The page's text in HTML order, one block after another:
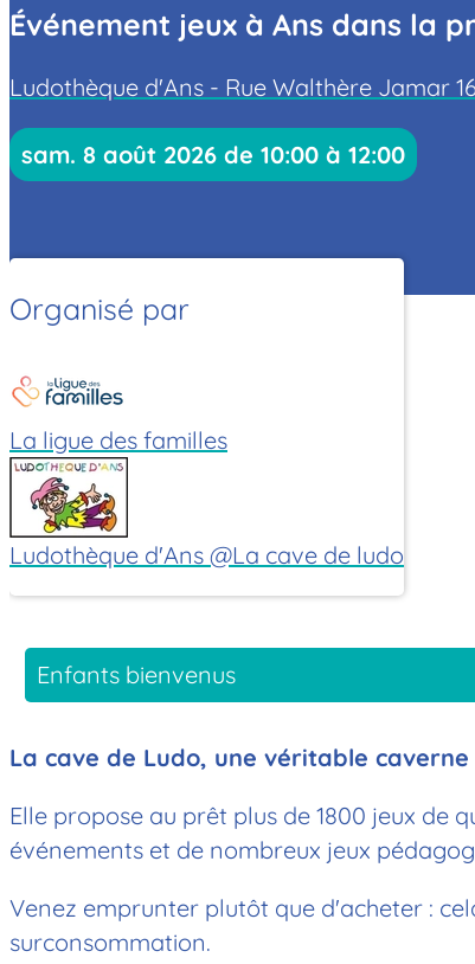
Événement jeux à Ans dans la
Ludothèque d'Ans - Rue Walthère Jamar
sam. 8 août 2026 de 10:00 à 12:00
Organisé par
La ligue des familles
Ludothèque d'Ans @La cave de ludo
Enfants bienvenus
La cave de Ludo, une véritable caverne
Elle propose au prêt plus de 1800 jeux de
événements et de nombreux jeux
Venez emprunter plutôt que d'acheter :
surconsommation.